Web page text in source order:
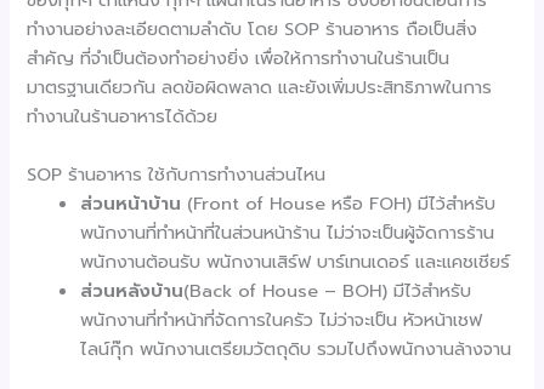
ทำงานอย่างละเอียดตามลำดับ โดย SOP ร้านอาหาร ถือเป็นสิ่ง
สำคัญ ที่จำเป็นต้องทำอย่างยิ่ง เพื่อให้การทำงานในร้านเป็น
มาตรฐานเดียวกัน ลดข้อผิดพลาด และยังเพิ่มประสิทธิภาพในการ
ทำงานในร้านอาหารได้ด้วย
SOP ร้านอาหาร ใช้กับการทำงานส่วนไหน
ส่วนหน้าบ้าน (Front of House หรือ FOH) มีไว้สำหรับ
พนักงานที่ทำหน้าที่ในส่วนหน้าร้าน ไม่ว่าจะเป็นผู้จัดการร้าน
พนักงานต้อนรับ พนักงานเสิร์ฟ บาร์เทนเดอร์ และแคชเชียร์
ส่วนหลังบ้าน(Back of House – BOH) มีไว้สำหรับ
พนักงานที่ทำหน้าที่จัดการในครัว ไม่ว่าจะเป็น หัวหน้าเชฟ
ไลน์กุ๊ก พนักงานเตรียมวัตถุดิบ รวมไปถึงพนักงานล้างจาน